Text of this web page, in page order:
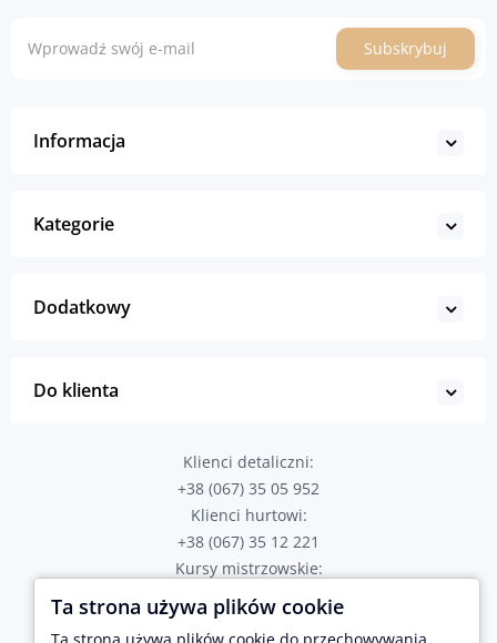
Subskrybuj
Informacja
Kategorie
Dodatkowy
Do klienta
Klienci detaliczni:
+38 (067) 35 05 952
Klienci hurtowi:
+38 (067) 35 12 221
Kursy mistrzowskie:
+38 (067) 82 43 723
Poproś o połączenie
Ta strona używa plików cookie